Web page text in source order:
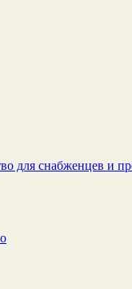
для снабженцев и